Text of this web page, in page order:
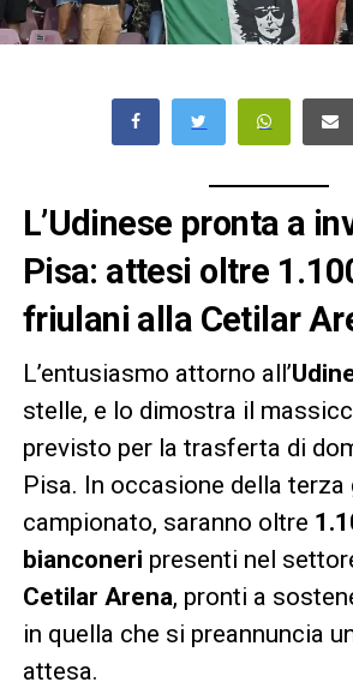
L’Udinese pronta a
Pisa: attesi oltre
friulani alla Cetilar
L’entusiasmo attorno all’
stelle, e lo dimostra il
previsto per la trasferta di
Pisa. In occasione della terza
campionato, saranno oltre
bianconeri presenti nel
Cetilar Arena, pronti a
in quella che si preannuncia
attesa.